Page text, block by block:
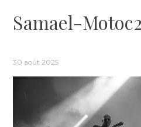
Samael-
30 août 2025